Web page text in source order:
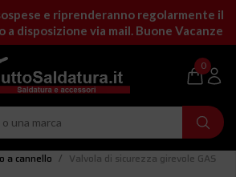
e riprenderanno regolarmente il
a disposizione via mail. Buone Vacanze
0
a cannello
Valvola di sicurezza girevole GAS